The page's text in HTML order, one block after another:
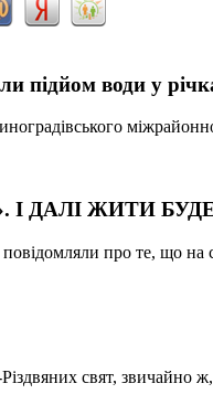
підйом води у
І ДАЛІ ЖИТИ
про те, що на
свят, звичайно